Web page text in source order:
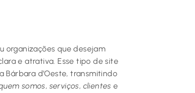
organizações que desejam
e atrativa. Esse tipo de site
d’Oeste, transmitindo
somos, serviços, clientes e